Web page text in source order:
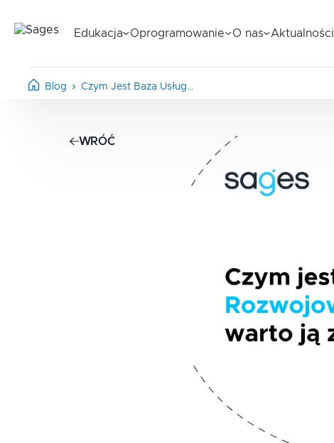
Edukacja Oprogramowanie O nas Aktualności
Blog Czym Jest Baza Usług…
WRÓĆ